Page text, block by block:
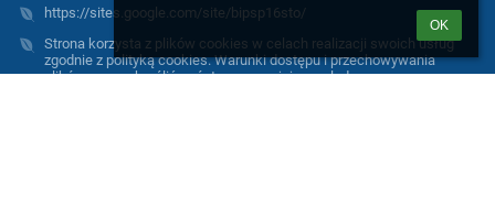
OK
https://sites.google.com/site/bipsp16sto/
Strona korzysta z plików cookies w celach realizacji swoich usług
zgodnie z polityką cookies. Warunki dostępu i przechowywania
plików mogą określić państwo w swojej przeglądarce.